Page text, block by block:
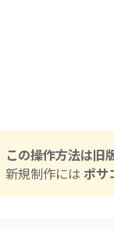
この操作方法は旧
新規制作には ポサ